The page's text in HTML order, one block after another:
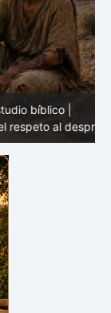
|
al desprecio